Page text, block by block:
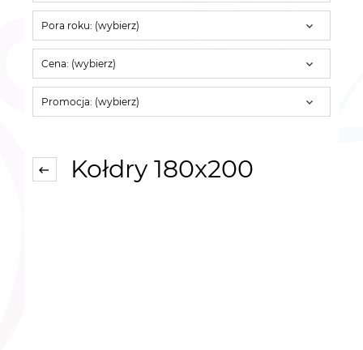
Pora roku: (wybierz)
Cena: (wybierz)
Promocja: (wybierz)
Kołdry 180x200